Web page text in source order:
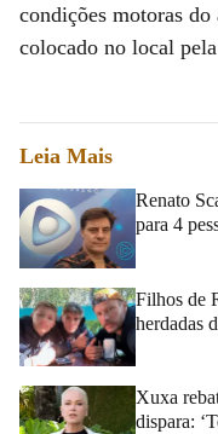
condições motoras
colocado no local
Leia Mais
Renato
para 4
Filhos de
herdadas
Xuxa
dispara: